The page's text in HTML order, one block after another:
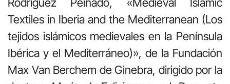
Textiles in Iberia and the Mediterranean (Los
tejidos islámicos medievales en la Península
Ibérica y el Mediterráneo)», de la Fundación
Max Van Berchem de Ginebra, dirigido por la